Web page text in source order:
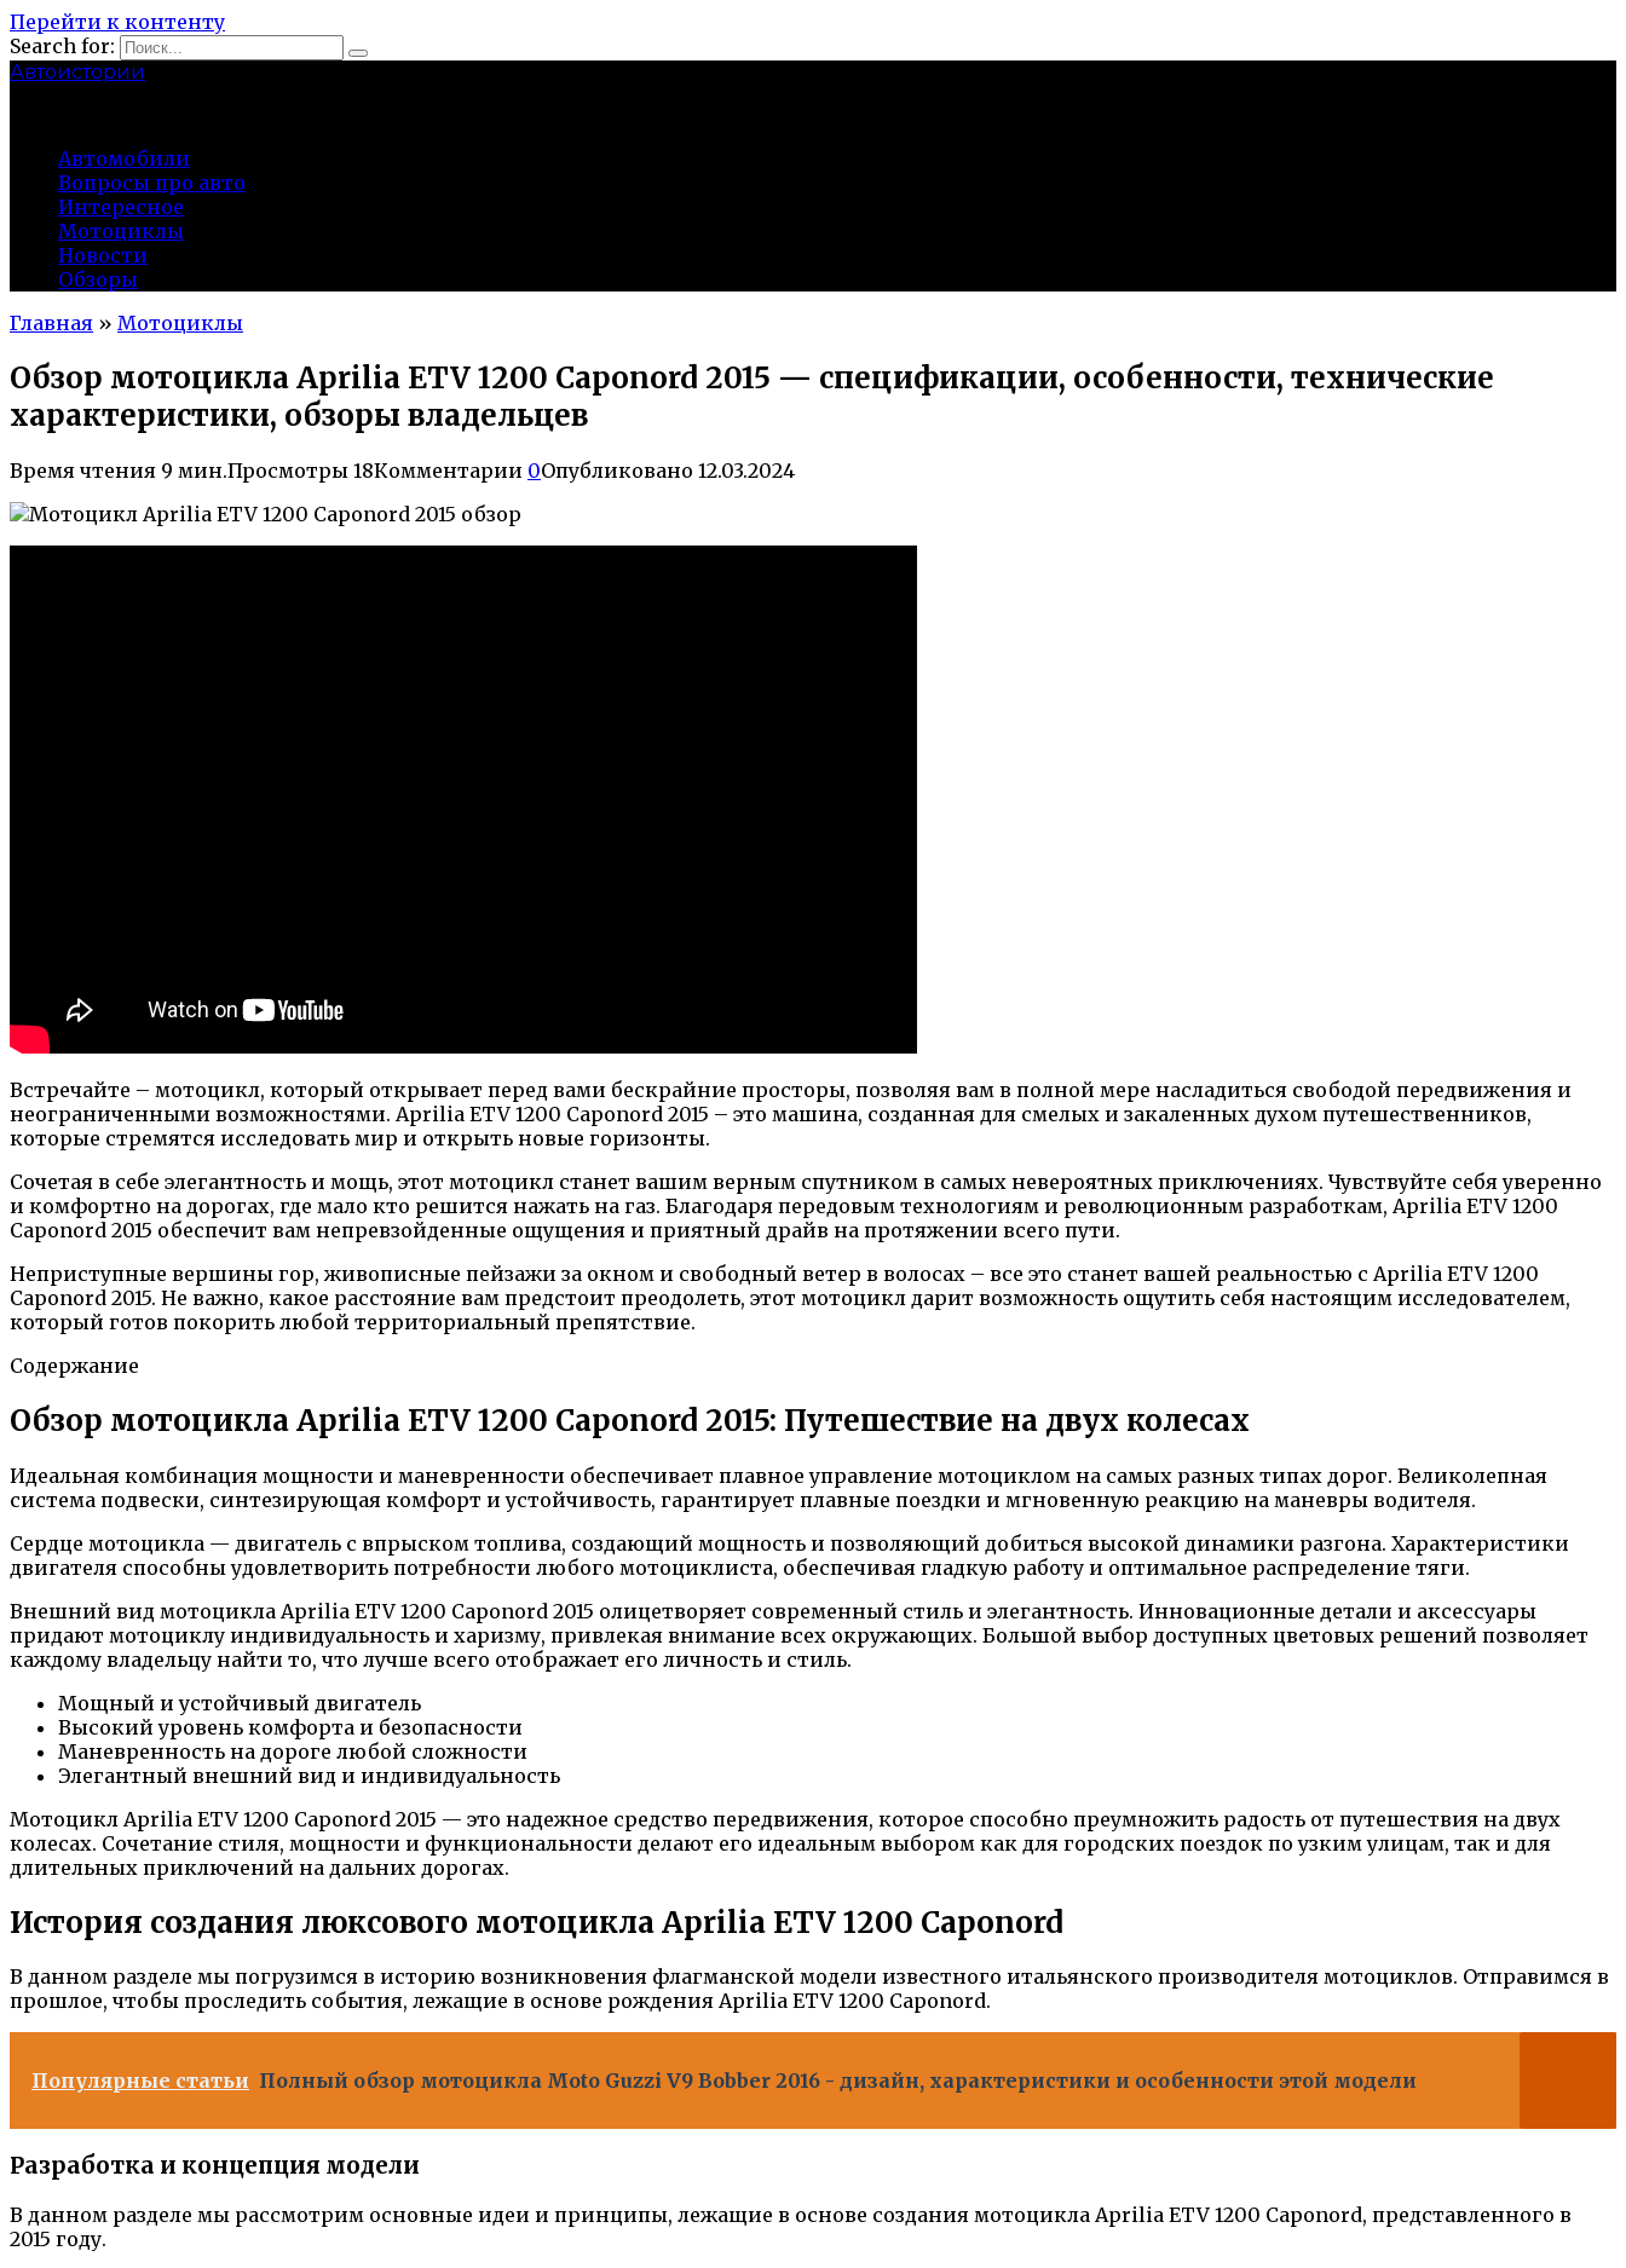
Перейти к контенту
Search for:
Автоистории
Автомобили
Вопросы про авто
Интересное
Мотоциклы
Новости
Обзоры
Главная » Мотоциклы
Обзор мотоцикла Aprilia ETV 1200 Caponord 2015 — спецификации, особенности, технические
характеристики, обзоры владельцев
Время чтения 9 мин.Просмотры 18Комментарии 0Опубликовано 12.03.2024
Встречайте – мотоцикл, который открывает перед вами бескрайние просторы, позволяя вам в полной мере насладиться свободой передвижения и
неограниченными возможностями. Aprilia ETV 1200 Caponord 2015 – это машина, созданная для смелых и закаленных духом путешественников,
которые стремятся исследовать мир и открыть новые горизонты.
Сочетая в себе элегантность и мощь, этот мотоцикл станет вашим верным спутником в самых невероятных приключениях. Чувствуйте себя уверенно
и комфортно на дорогах, где мало кто решится нажать на газ. Благодаря передовым технологиям и революционным разработкам, Aprilia ETV 1200
Caponord 2015 обеспечит вам непревзойденные ощущения и приятный драйв на протяжении всего пути.
Неприступные вершины гор, живописные пейзажи за окном и свободный ветер в волосах – все это станет вашей реальностью с Aprilia ETV 1200
Caponord 2015. Не важно, какое расстояние вам предстоит преодолеть, этот мотоцикл дарит возможность ощутить себя настоящим исследователем,
который готов покорить любой территориальный препятствие.
Содержание
Обзор мотоцикла Aprilia ETV 1200 Caponord 2015: Путешествие на двух колесах
Идеальная комбинация мощности и маневренности обеспечивает плавное управление мотоциклом на самых разных типах дорог. Великолепная
система подвески, синтезирующая комфорт и устойчивость, гарантирует плавные поездки и мгновенную реакцию на маневры водителя.
Сердце мотоцикла — двигатель с впрыском топлива, создающий мощность и позволяющий добиться высокой динамики разгона. Характеристики
двигателя способны удовлетворить потребности любого мотоциклиста, обеспечивая гладкую работу и оптимальное распределение тяги.
Внешний вид мотоцикла Aprilia ETV 1200 Caponord 2015 олицетворяет современный стиль и элегантность. Инновационные детали и аксессуары
придают мотоциклу индивидуальность и харизму, привлекая внимание всех окружающих. Большой выбор доступных цветовых решений позволяет
каждому владельцу найти то, что лучше всего отображает его личность и стиль.
Мощный и устойчивый двигатель
Высокий уровень комфорта и безопасности
Маневренность на дороге любой сложности
Элегантный внешний вид и индивидуальность
Мотоцикл Aprilia ETV 1200 Caponord 2015 — это надежное средство передвижения, которое способно преумножить радость от путешествия на двух
колесах. Сочетание стиля, мощности и функциональности делают его идеальным выбором как для городских поездок по узким улицам, так и для
длительных приключений на дальних дорогах.
История создания люксового мотоцикла Aprilia ETV 1200 Caponord
В данном разделе мы погрузимся в историю возникновения флагманской модели известного итальянского производителя мотоциклов. Отправимся в
прошлое, чтобы проследить события, лежащие в основе рождения Aprilia ETV 1200 Caponord.
Популярные статьи Полный обзор мотоцикла Moto Guzzi V9 Bobber 2016 - дизайн, характеристики и особенности этой модели
Разработка и концепция модели
В данном разделе мы рассмотрим основные идеи и принципы, лежащие в основе создания мотоцикла Aprilia ETV 1200 Caponord, представленного в
2015 году.